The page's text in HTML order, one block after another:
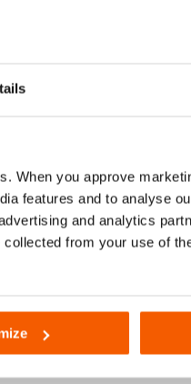
When you approve
features and to analyse
and analytics
from your use of
hanteren
Lage